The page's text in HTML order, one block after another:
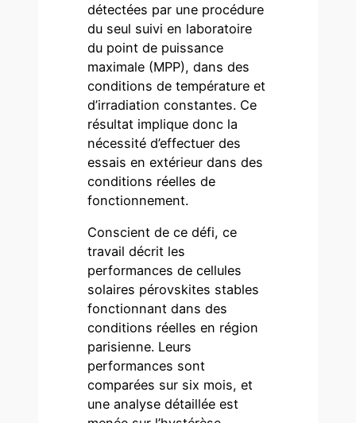
détectées par une procédure
du seul suivi en laboratoire
du point de puissance
maximale (MPP), dans des
conditions de température et
d’irradiation constantes. Ce
résultat implique donc la
nécessité d’effectuer des
essais en extérieur dans des
conditions réelles de
fonctionnement.
Conscient de ce défi, ce
travail décrit les
performances de cellules
solaires pérovskites stables
fonctionnant dans des
conditions réelles en région
parisienne. Leurs
performances sont
comparées sur six mois, et
une analyse détaillée est